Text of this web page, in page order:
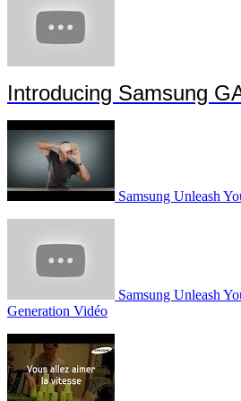
Introducing Samsung
Samsung Unleash
Samsung Unleash
Generation Vidéo